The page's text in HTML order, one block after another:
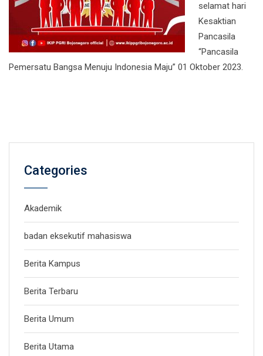
selamat hari
Kesaktian
Pancasila
“Pancasila
Pemersatu Bangsa Menuju Indonesia Maju” 01 Oktober 2023.
Categories
Akademik
badan eksekutif mahasiswa
Berita Kampus
Berita Terbaru
Berita Umum
Berita Utama